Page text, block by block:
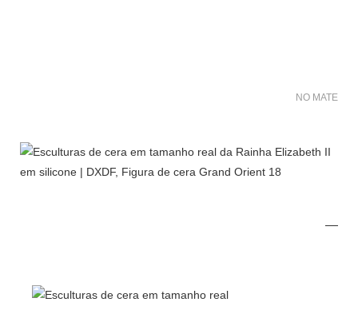
NO MATER